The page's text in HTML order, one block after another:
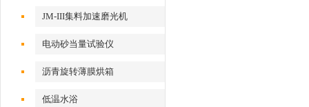
JM-III集料加速磨光机
电动砂当量试验仪
沥青旋转薄膜烘箱
低温水浴